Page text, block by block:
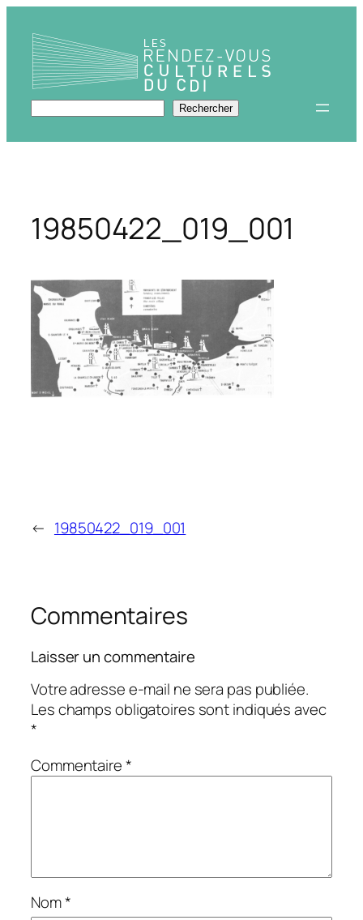
contenu
Rechercher Rechercher
19850422_019_001
← 19850422_019_001
Commentaires
Laisser un commentaire
Votre adresse e-mail ne sera pas publiée.
Les champs obligatoires sont indiqués avec
*
Commentaire*
Nom*